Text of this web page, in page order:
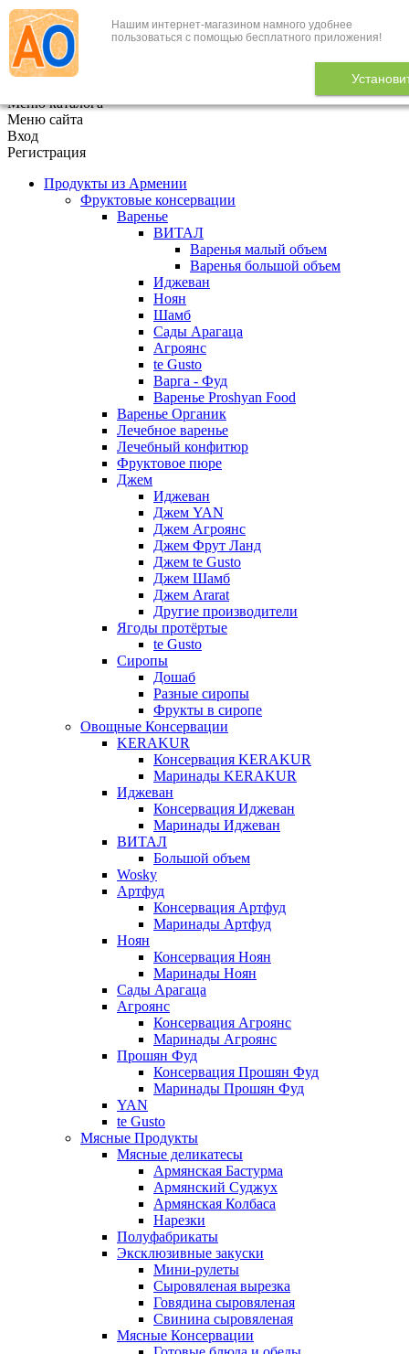
Нашим интернет-магазином намного удобнее
пользоваться с помощью бесплатного приложения!
+7 (495) 646-888-1
В корзине 0
Меню каталога
Меню сайта
Вход
Регистрация
Продукты из Армении
Фруктовые консервации
Варенье
ВИТАЛ
Варенья малый объем
Варенья большой объем
Иджеван
Ноян
Шамб
Сады Арагаца
Агроянс
te Gusto
Варга - Фуд
Варенье Proshyan Food
Варенье Органик
Лечебное варенье
Лечебный конфитюр
Фруктовое пюре
Джем
Иджеван
Джем YAN
Джем Агроянс
Джем Фрут Ланд
Джем te Gusto
Джем Шамб
Джем Ararat
Другие производители
Ягоды протёртые
te Gusto
Сиропы
Дошаб
Разные сиропы
Фрукты в сиропе
Овощные Консервации
KERAKUR
Консервация KERAKUR
Маринады KERAKUR
Иджеван
Консервация Иджеван
Маринады Иджеван
ВИТАЛ
Большой объем
Wosky
Артфуд
Консервация Артфуд
Маринады Артфуд
Ноян
Консервация Ноян
Маринады Ноян
Сады Арагаца
Агроянс
Консервация Агроянс
Маринады Агроянс
Прошян Фуд
Консервация Прошян Фуд
Маринады Прошян Фуд
YAN
te Gusto
Мясные Продукты
Мясные деликатесы
Армянская Бастурма
Армянский Суджух
Армянская Колбаса
Нарезки
Полуфабрикаты
Эксклюзивные закуски
Мини-рулеты
Сыровяленая вырезка
Говядина сыровяленая
Свинина сыровяленая
Мясные Консервации